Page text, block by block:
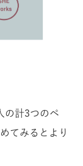
の計3つのペ
てみるとより